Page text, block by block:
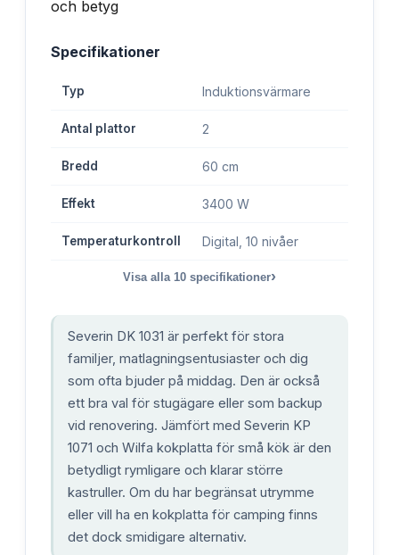
Specifikationer
Typ Induktionsvärmare
Antal plattor 2
Bredd 60 cm
Effekt 3400 W
Temperaturkontroll Digital, 10 nivåer
Visa alla 10 specifikationer›
Severin DK 1031 är perfekt för stora
familjer, matlagningsentusiaster och dig
som ofta bjuder på middag. Den är också
ett bra val för stugägare eller som backup
vid renovering. Jämfört med Severin KP
1071 och Wilfa kokplatta för små kök är den
betydligt rymligare och klarar större
kastruller. Om du har begränsat utrymme
eller vill ha en kokplatta för camping finns
det dock smidigare alternativ.